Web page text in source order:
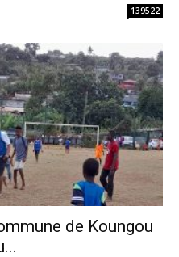
139522
de Koungou